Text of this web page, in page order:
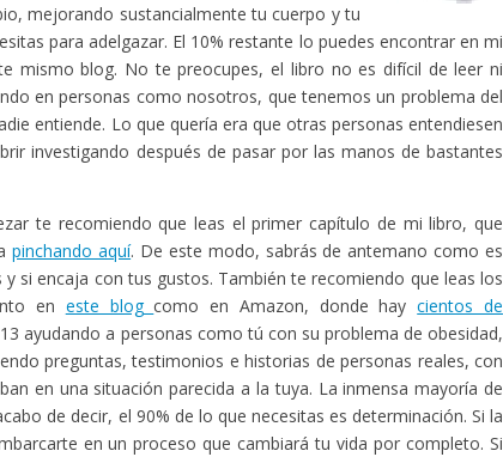
mejorando sustancialmente tu cuerpo y tu
para adelgazar. El 10% restante lo puedes encontrar en mi
mismo blog. No te preocupes, el libro no es difícil de leer ni
en personas como nosotros, que tenemos un problema del
entiende. Lo que quería era que otras personas entendiesen
investigando después de pasar por las manos de bastantes
te recomiendo que leas el primer capítulo de mi libro, que
pinchando aquí. De este modo, sabrás de antemano como es
si encaja con tus gustos. También te recomiendo que leas los
en este blogcomo en Amazon, donde haycientos de
ayudando a personas como tú con su problema de obesidad,
preguntas, testimonios e historias de personas reales, con
en una situación parecida a la tuya. La inmensa mayoría de
de decir, el 90% de lo que necesitas es determinación. Si la
en un proceso que cambiará tu vida por completo. Si